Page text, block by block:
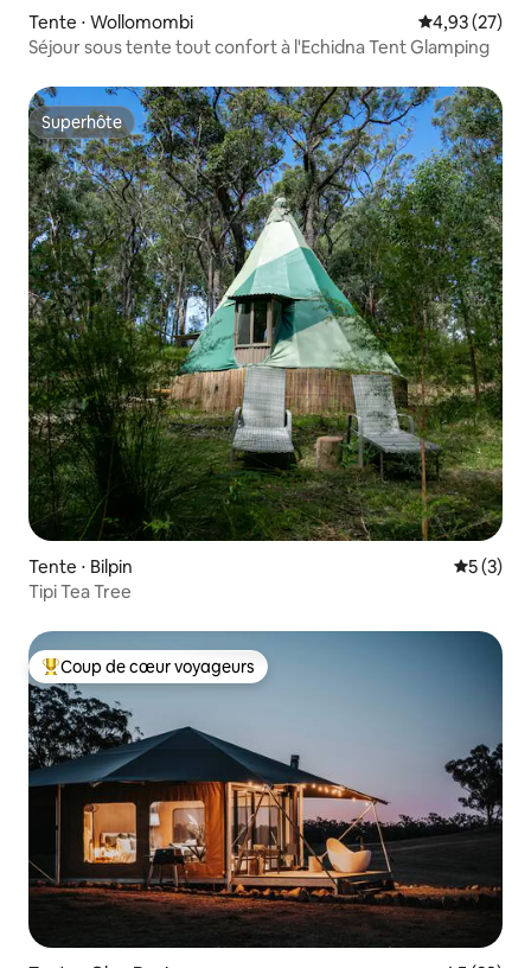
Tente ⋅ Wollomombi Évaluation
4,93 (27)
Séjour sous tente tout confort à l'Echidna Tent Glamping
Superhôte
Superhôte
Tente ⋅ Bilpin
5 (3)
Tipi Tea Tree
Coups de cœur voyageurs les plus appréciés
Coup de cœur voyageurs